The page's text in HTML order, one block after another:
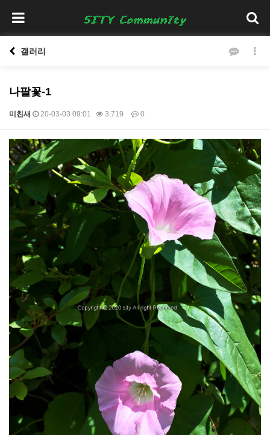
갤러리
나팔꽃-1
미친새 20-03-03 09:01 3,719 0
본문